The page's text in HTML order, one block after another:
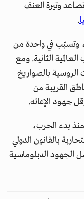
إشارة إلى تصاعد وتيرة العنف
.
بدأ الغزو الروسي لأوكرانيا في فبراير 2022، وتسبّب في واحدة من
الثانية. ومع
الروسية بالصواريخ
القريبة من
جهود الإغاثة.
منذ بدء الحرب،
بالقانون الدولي
الجهود الدبلوماسية